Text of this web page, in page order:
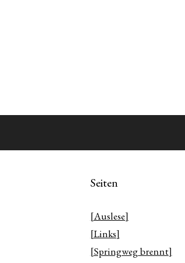
Seiten
[Auslese]
[Links]
[Springweg brennt]